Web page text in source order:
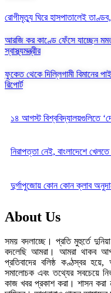
রোগীমৃত্যু ঘিরে হাসপাতালেই
আরজি কর কাণ্ডে ফেঁসে যাচ্ছেন
স্বাস্থ্যমন্ত্রীর
ফুকেত থেকে দিল্লিগামী বিমানের
রিপোর্ট
১৪ আগস্ট বিশ্ববিদ্যালয়গুলিতে
নিরাপত্তা নেই, বাংলাদেশে খেলতে
দুর্গাপুজোয় কোন কোন ক্লাব
About Us
সময় বদলাচ্ছে। প্রতি মুহুর্তে
বদলেছি আমরা। আমরা থাকব
প্রতিবাদের বলিষ্ঠ কণ্ঠস্বর
সমালোচক এবং তথ্যের সবচেয়ে
কাজ খবর প্রকাশ করা। শাসন করা